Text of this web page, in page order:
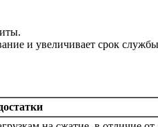
и увеличивает срок